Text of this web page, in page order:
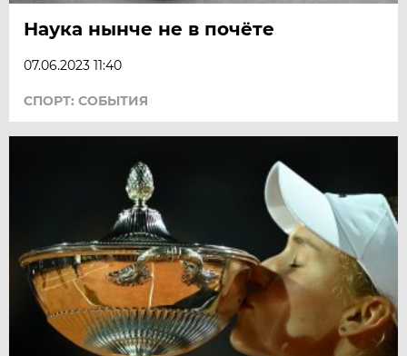
Наука нынче не в почёте
07.06.2023 11:40
СПОРТ: СОБЫТИЯ